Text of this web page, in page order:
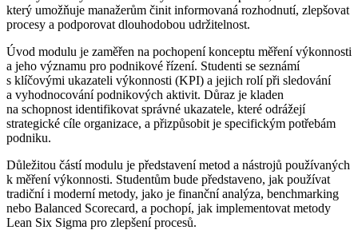
který umožňuje manažerům činit informovaná rozhodnutí, zlepšovat
procesy a podporovat dlouhodobou udržitelnost.
Úvod modulu je zaměřen na pochopení konceptu měření výkonnosti
a jeho významu pro podnikové řízení. Studenti se seznámí
s klíčovými ukazateli výkonnosti (KPI) a jejich rolí při sledování
a vyhodnocování podnikových aktivit. Důraz je kladen
na schopnost identifikovat správné ukazatele, které odrážejí
strategické cíle organizace, a přizpůsobit je specifickým potřebám
podniku.
Důležitou částí modulu je představení metod a nástrojů používaných
k měření výkonnosti. Studentům bude představeno, jak používat
tradiční i moderní metody, jako je finanční analýza, benchmarking
nebo Balanced Scorecard, a pochopí, jak implementovat metody
Lean Six Sigma pro zlepšení procesů.